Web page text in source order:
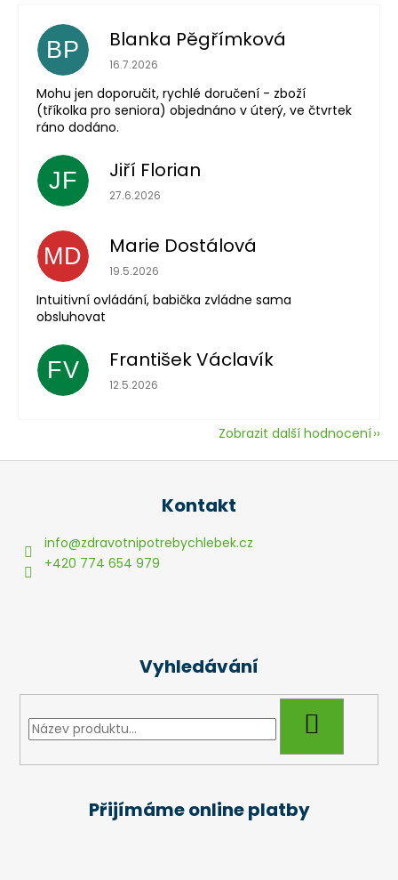
BP Blanka Pěgřímková
Hodnocení obchodu je 5 z 5 hvězdiček.
16.7.2026
Mohu jen doporučit, rychlé doručení - zboží
(tříkolka pro seniora) objednáno v úterý, ve čtvrtek
ráno dodáno.
JF Jiří Florian
Hodnocení obchodu je 5 z 5 hvězdiček.
27.6.2026
MD Marie Dostálová
Hodnocení obchodu je 5 z 5 hvězdiček.
19.5.2026
Intuitivní ovládání, babička zvládne sama
obsluhovat
FV František Václavík
Hodnocení obchodu je 5 z 5 hvězdiček.
12.5.2026
Zobrazit další hodnocení
Z
Kontakt
info@zdravotnipotrebychlebek.cz
+420 774 654 979
Vyhledávání
Přijímáme online platby